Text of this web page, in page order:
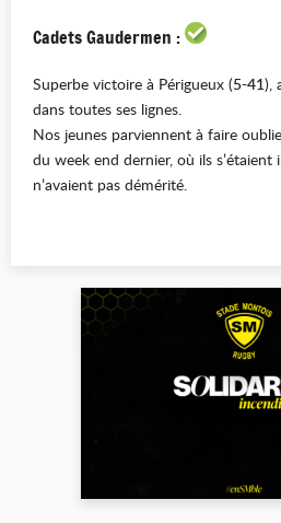
Cadets Gaudermen :
Superbe victoire à Périgueux (5-41),
dans toutes ses lignes.
Nos jeunes parviennent à faire
du week end dernier, où ils s’étaient
n’avaient pas démérité.